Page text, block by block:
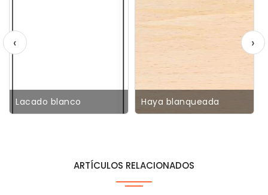
Lacado blanco Haya blanqueada
‹ ›
ARTÍCULOS RELACIONADOS